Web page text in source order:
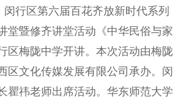
闵行区第六届百花齐放新时代系列
堂暨修齐讲堂活动《中华民俗与家
区梅陇中学开讲。本次活动由梅陇
区文化传媒发展有限公司承办。闵
瞿祎老师出席活动。华东师范大学